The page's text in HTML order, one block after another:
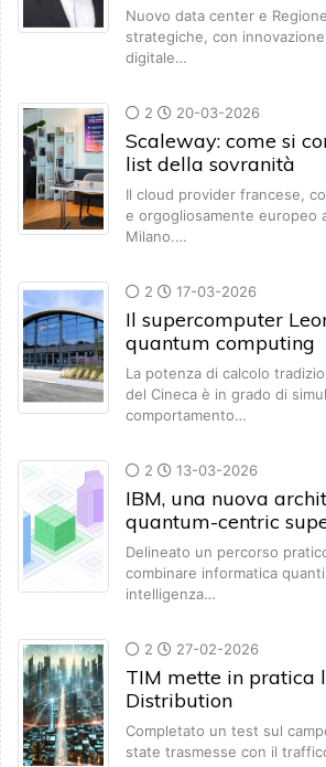
Nuovo data center e
strategiche, con
digitale…
2 20-03-2026
Scaleway: come si
list della sovranità
Il cloud provider francese,
e orgogliosamente europeo
Milano.…
2 17-03-2026
Il supercomputer
quantum computing
La potenza di calcolo
del Cineca è in grado di
comportamento…
2 13-03-2026
IBM, una nuova
quantum-centric
Delineato un percorso
combinare informatica
intelligenza…
2 27-02-2026
TIM mette in pratica
Distribution
Completato un test sul
state trasmesse con il